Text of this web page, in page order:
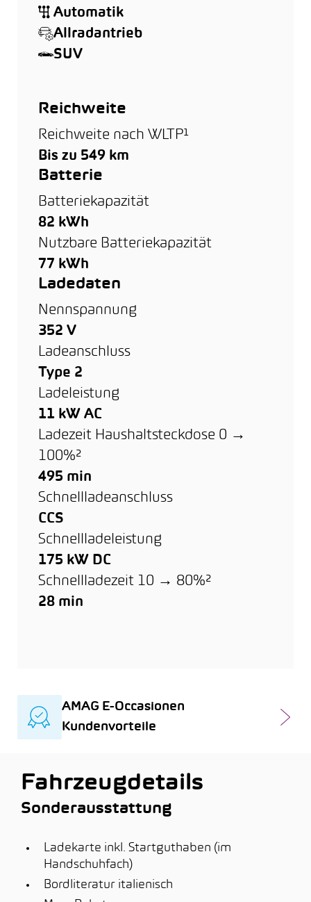
Automatik
Allradantrieb
SUV
Reichweite
Reichweite nach WLTP¹
Bis zu 549 km
Batterie
Batteriekapazität
82 kWh
Nutzbare Batteriekapazität
77 kWh
Ladedaten
Nennspannung
352 V
Ladeanschluss
Type 2
Ladeleistung
11 kW AC
Ladezeit Haushaltsteckdose 0 →
100%²
495 min
Schnellladeanschluss
CCS
Schnellladeleistung
175 kW DC
Schnellladezeit 10 → 80%²
28 min
AMAG E-Occasionen
Kundenvorteile
Fahrzeugdetails
Sonderausstattung
Ladekarte inkl. Startguthaben (im
Handschuhfach)
Bordliteratur italienisch